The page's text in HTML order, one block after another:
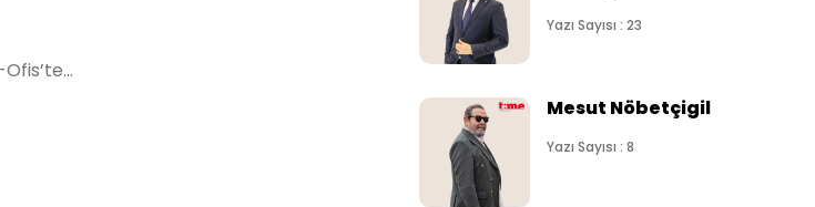
Yazı Sayısı : 23
Mesut Nöbetçigil
Yazı Sayısı : 8